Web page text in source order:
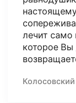
лечит само
которое Вы